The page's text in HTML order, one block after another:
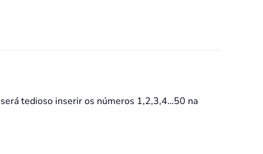
tedioso inserir os números 1,2,3,4…50 na